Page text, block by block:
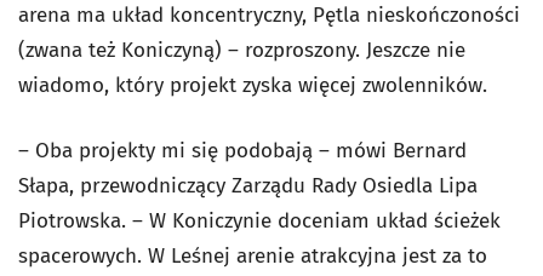
arena ma układ koncentryczny, Pętla nieskończoności
(zwana też Koniczyną) – rozproszony. Jeszcze nie
wiadomo, który projekt zyska więcej zwolenników.
– Oba projekty mi się podobają – mówi Bernard
Słapa, przewodniczący Zarządu Rady Osiedla Lipa
Piotrowska. – W Koniczynie doceniam układ ścieżek
spacerowych. W Leśnej arenie atrakcyjna jest za to